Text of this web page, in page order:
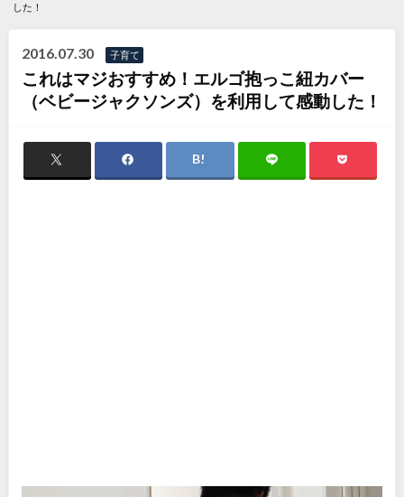
した！
2016.07.30 子育て
これはマジおすすめ！エルゴ抱っこ紐カバー
（ベビージャクソンズ）を利用して感動した！